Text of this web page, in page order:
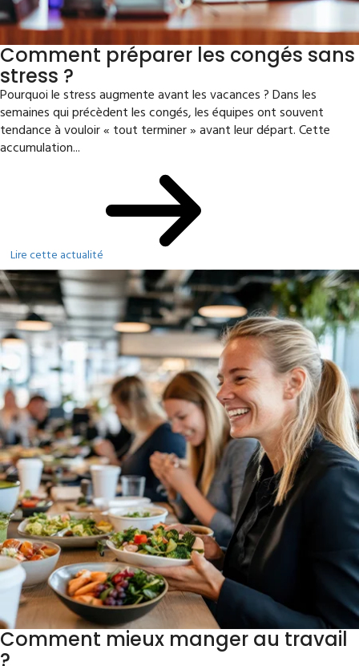
Comment préparer les congés sans
stress ?
Pourquoi le stress augmente avant les vacances ? Dans les
semaines qui précèdent les congés, les équipes ont souvent
tendance à vouloir « tout terminer » avant leur départ. Cette
accumulation...
Lire cette actualité
Comment mieux manger au travail
?